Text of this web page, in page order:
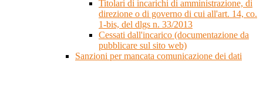
Titolari di incarichi di amministrazione, di
direzione o di governo di cui all'art. 14, co.
1-bis, del dlgs n. 33/2013
Cessati dall'incarico (documentazione da
pubblicare sul sito web)
Sanzioni per mancata comunicazione dei dati